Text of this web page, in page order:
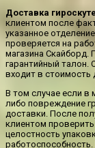
Доставка
клиентом после
указанное
проверяется на
магазина Скайборд.
гарантийный талон.
входит в стоимость
В том случае если в
либо повреждение
доставки. После
клиентом
целостность